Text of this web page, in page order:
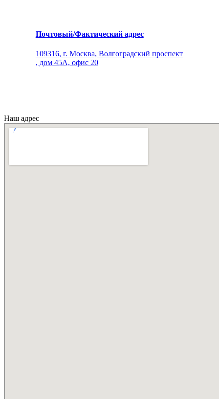
Почтовый/Фактический адрес
109316, г. Москва, Волгоградский проспект
, дом 45А, офис 20
Наш адрес